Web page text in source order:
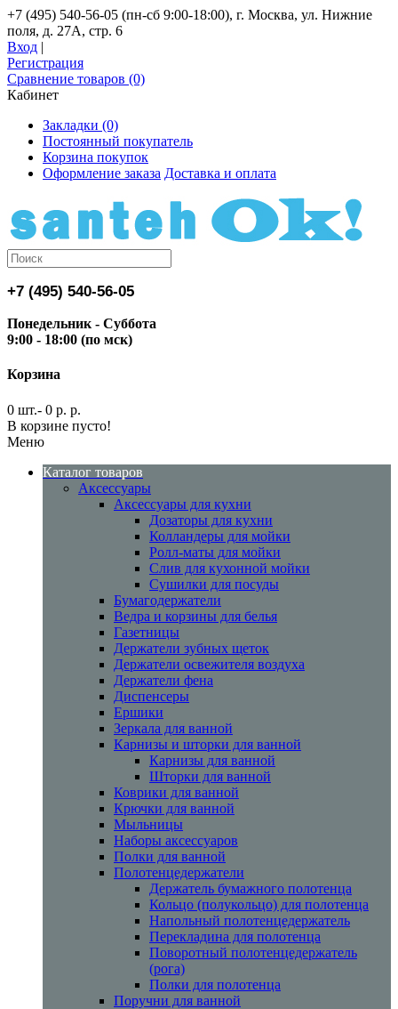
+7 (495) 540-56-05 (пн-сб 9:00-18:00), г. Москва, ул. Нижние
поля, д. 27А, стр. 6
Вход |
Регистрация
Сравнение товаров (0)
Кабинет
Закладки (0)
Постоянный покупатель
Корзина покупок
Оформление заказа Доставка и оплата
+7 (495) 540-56-05
Понедельник - Суббота
9:00 - 18:00 (по мск)
Корзина
0 шт.- 0 р. р.
В корзине пусто!
Меню
Каталог товаров
Аксессуары
Аксессуары для кухни
Дозаторы для кухни
Колландеры для мойки
Ролл-маты для мойки
Слив для кухонной мойки
Сушилки для посуды
Бумагодержатели
Ведра и корзины для белья
Газетницы
Держатели зубных щеток
Держатели освежителя воздуха
Держатели фена
Диспенсеры
Ершики
Зеркала для ванной
Карнизы и шторки для ванной
Карнизы для ванной
Шторки для ванной
Коврики для ванной
Крючки для ванной
Мыльницы
Наборы аксессуаров
Полки для ванной
Полотенцедержатели
Держатель бумажного полотенца
Кольцо (полукольцо) для полотенца
Напольный полотенцедержатель
Перекладина для полотенца
Поворотный полотенцедержатель
(рога)
Полки для полотенца
Поручни для ванной